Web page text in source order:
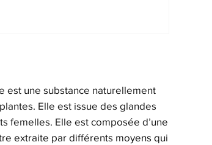
est une substance naturellement
Elle est issue des glandes
femelles. Elle est composée d’une
extraite par différents moyens qui